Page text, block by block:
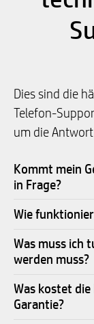
Dies sind die
Telefon-
um die
Kommt mein
in Frage?
Wie
Was muss ich
werden muss?
Was kostet
Garantie?